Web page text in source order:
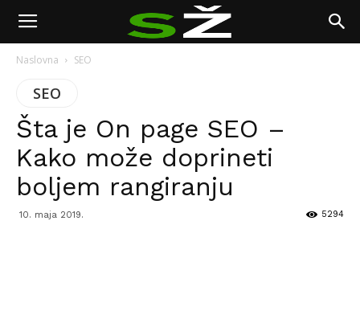
Naslovna SEO
SEO
Šta je On page SEO –
Kako može doprineti
boljem rangiranju
10. maja 2019. 5294